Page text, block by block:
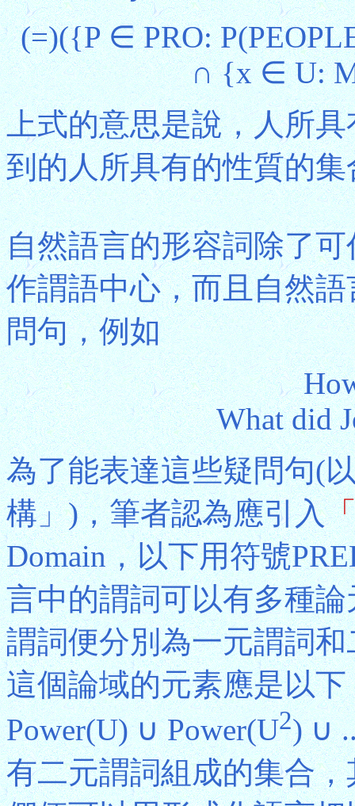
(=)({P ∈ PRO:
∩ {x ∈ U:
上式的意思是說，人所
到的人所具有的性質的
自然語言的形容詞除了
作謂語中心，而且自然
問句，例如
What did
為了能表達這些疑問句(
構」)，筆者認為應引入
Domain，以下用符號
言中的謂詞可以有多種
謂詞便分別為一元謂詞
這個論域的元素應是以
Power(U) ∪ Power(U2) ∪
有二元謂詞組成的集合